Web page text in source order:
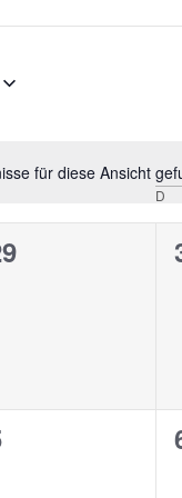
für diese Ansicht
D